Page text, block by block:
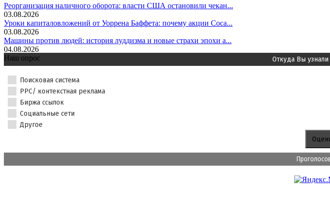
Реорганизация наличного оборота: власти США остановили чекан...
03.08.2026
Уроки капиталовложений от Уоррена Баффета: почему акции Coca...
03.08.2026
Машины против людей: история луддизма и новые страхи эпохи а...
04.08.2026
Наш опрос
Откуда Вы
Поисковая система
PPC/ контекстная реклама
Биржа ссылок
Социальные сети
Другое